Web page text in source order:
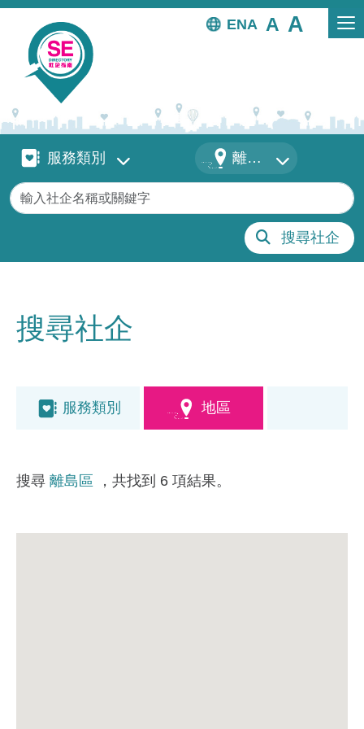
移至主內容
EN
服務類別服務類別 地區 離島區
關鍵字
搜尋社企
搜尋社企
服務類別 地區
搜尋 離島區 ，共找到 6 項結果。